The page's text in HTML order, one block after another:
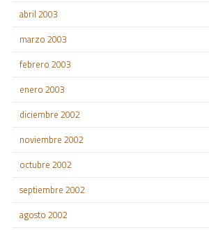
abril 2003
marzo 2003
febrero 2003
enero 2003
diciembre 2002
noviembre 2002
octubre 2002
septiembre 2002
agosto 2002